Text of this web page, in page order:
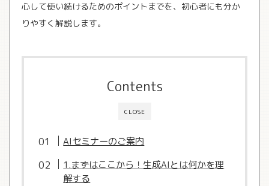
心して使い続けるためのポイントまでを、初心者にも分か
りやすく解説します。
CLOSE
Contents
AIセミナーのご案内
1.まずはここから！生成AIとは何かを理
解する